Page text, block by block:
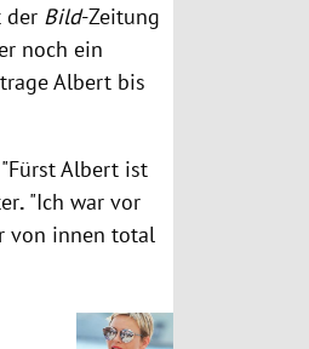
der Bild-Zeitung
noch ein
Albert bis
Albert ist
. "Ich war vor
von innen total